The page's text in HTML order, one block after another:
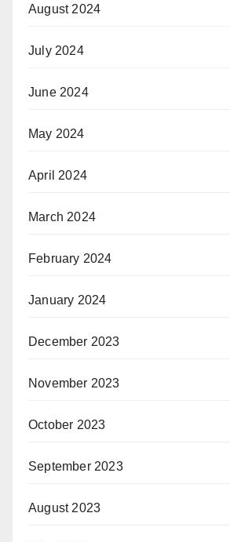
August 2024
July 2024
June 2024
May 2024
April 2024
March 2024
February 2024
January 2024
December 2023
November 2023
October 2023
September 2023
August 2023